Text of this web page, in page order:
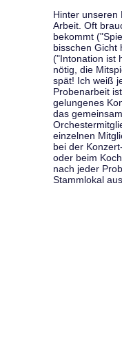
Hinter unseren
Arbeit. Oft
bekommt
bisschen Gicht
("Intonation ist
nötig, die
spät! Ich weiß
Probenarbeit
gelungenes
das
einzelnen
bei der
oder beim
nach jeder
Stammlokal